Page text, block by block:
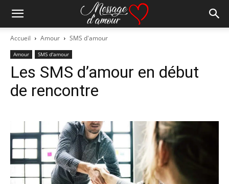
Accueil Amour SMS d'amour
Amour SMS d'amour
Les SMS d’amour en début
de rencontre